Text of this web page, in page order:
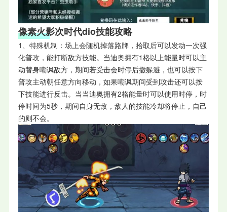
像素火影次时代dio技能攻略
1、特殊机制：场上会随机掉落路牌，拾取后可以发动一次强
化普攻，能打断敌方技能。当迪奥拥有1格以上能量时可以主
动替身嘲讽敌方，期间若受击会时停后撤躲避，也可以按下
普攻主动朝任意方向移动，如果嘲讽期间受到攻击还可以按
下技能进行反击。当当迪奥拥有2格能量时可以使用时停，时
停时间为5秒，期间自身无敌，敌人的技能冷却将停止，自己
的则不会。